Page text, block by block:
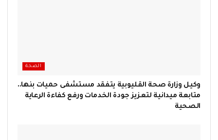
الصحة
وكيل وزارة صحة القليوبية يتفقد مستشفى حميات بنها..
متابعة ميدانية لتعزيز جودة الخدمات ورفع كفاءة الرعاية
الصحية